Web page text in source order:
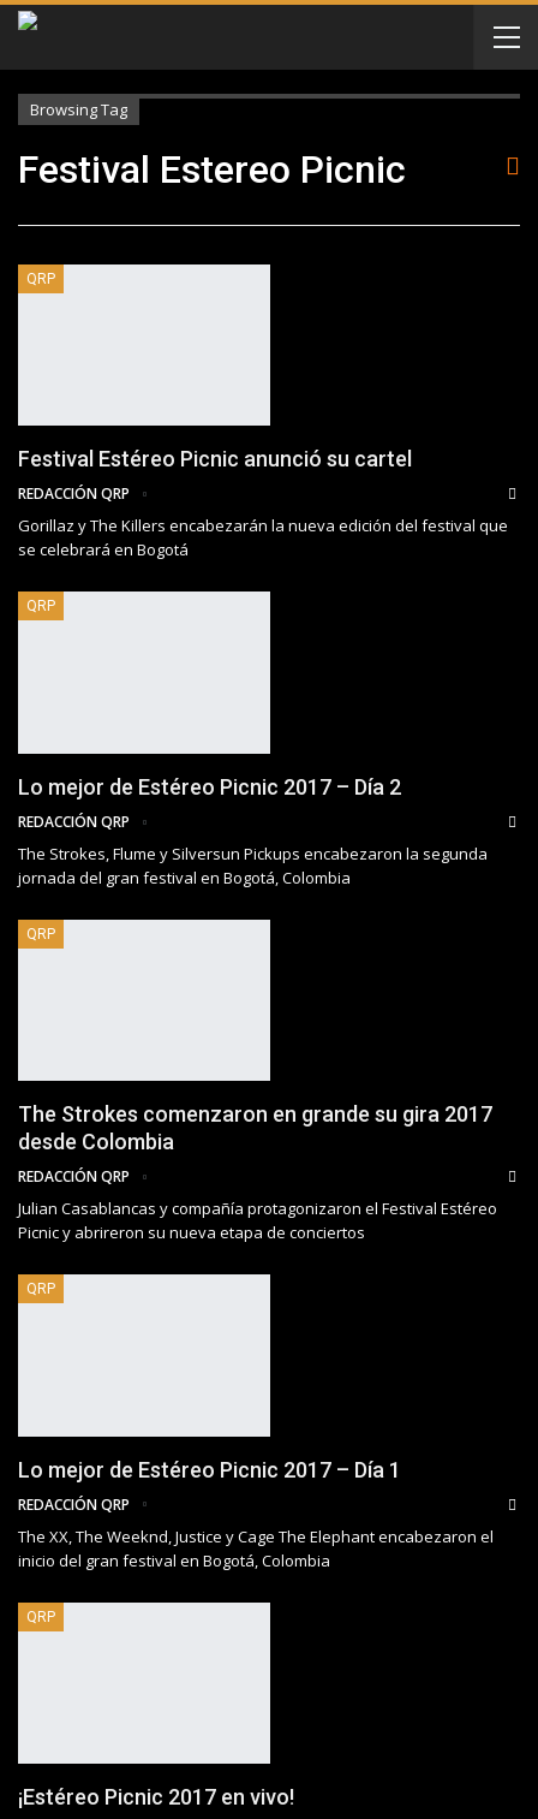
Browsing Tag
Festival Estereo Picnic
QRP
Festival Estéreo Picnic anunció su cartel
REDACCIÓN QRP
Gorillaz y The Killers encabezarán la nueva edición del festival que
se celebrará en Bogotá
QRP
Lo mejor de Estéreo Picnic 2017 – Día 2
REDACCIÓN QRP
The Strokes, Flume y Silversun Pickups encabezaron la segunda
jornada del gran festival en Bogotá, Colombia
QRP
The Strokes comenzaron en grande su gira 2017
desde Colombia
REDACCIÓN QRP
Julian Casablancas y compañía protagonizaron el Festival Estéreo
Picnic y abrireron su nueva etapa de conciertos
QRP
Lo mejor de Estéreo Picnic 2017 – Día 1
REDACCIÓN QRP
The XX, The Weeknd, Justice y Cage The Elephant encabezaron el
inicio del gran festival en Bogotá, Colombia
QRP
¡Estéreo Picnic 2017 en vivo!